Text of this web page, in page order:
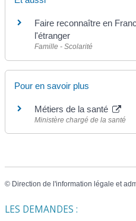
Faire reconnaître en
l'étranger
Famille - Scolarité
Pour en savoir plus
Métiers de la santé
Ministère chargé de la santé
© Direction de l'information légale et
LES DEMANDES :